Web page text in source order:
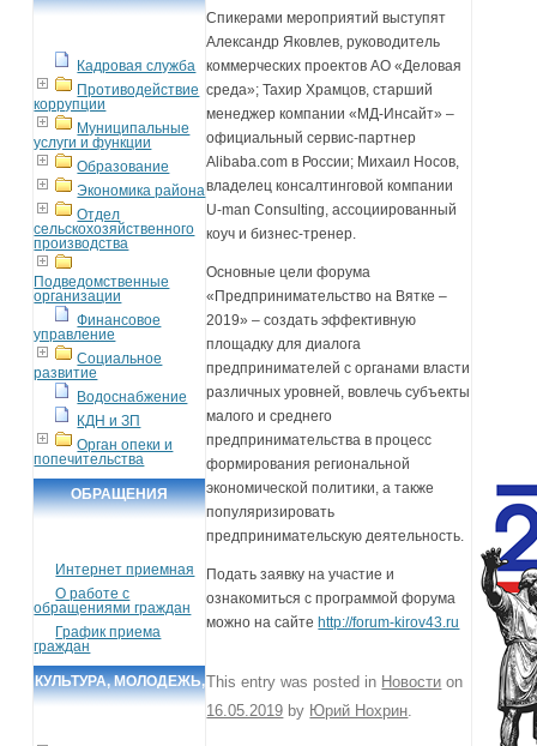
Кадровая служба
Противодействие
коррупции
Муниципальные
услуги и функции
Образование
Экономика района
Отдел
сельскохозяйственного
производства
Подведомственные
организации
Финансовое
управление
Социальное
развитие
Водоснабжение
КДН и ЗП
Орган опеки и
попечительства
ОБРАЩЕНИЯ
Интернет приемная
О работе с
обращениями граждан
График приема
граждан
КУЛЬТУРА, МОЛОДЕЖЬ,
Спикерами мероприятий выступят
Александр Яковлев, руководитель
коммерческих проектов АО «Деловая
среда»; Тахир Храмцов, старший
менеджер компании «МД-Инсайт» –
официальный сервис-партнер
Alibaba.com в России; Михаил Носов,
владелец консалтинговой компании
U-man Consulting, ассоциированный
коуч и бизнес-тренер.
Основные цели форума
«Предпринимательство на Вятке –
2019» – создать эффективную
площадку для диалога
предпринимателей с органами власти
различных уровней, вовлечь субъекты
малого и среднего
предпринимательства в процесс
формирования региональной
экономической политики, а также
популяризировать
предпринимательскую деятельность.
Подать заявку на участие и
ознакомиться с программой форума
можно на сайте http://forum-kirov43.ru
This entry was posted in Новости on
16.05.2019 by Юрий Нохрин